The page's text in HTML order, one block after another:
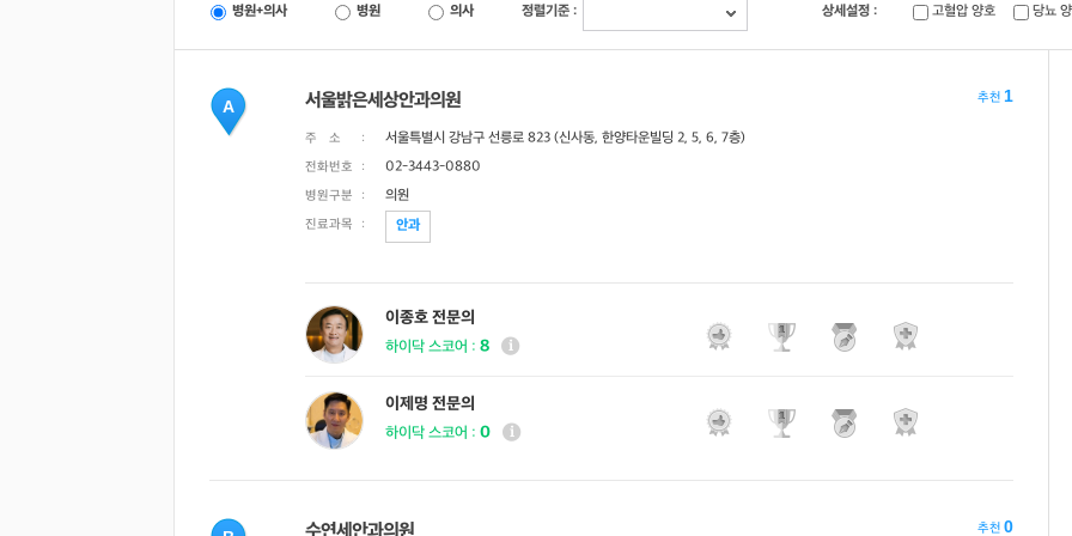
병원+의사 병원 의사 정렬기준 : 상세설정 : 고혈압 양호 당뇨
A 서울밝은세상안과의원
주 소 : 서울특별시 강남구 선릉로 823 (신사동, 한양타운빌딩 2, 5, 6, 7층)
전화번호 : 02-3443-0880
병원구분 : 의원
진료과목 : 안과
이종호 전문의
하이닥 스코어 : 8
이제명 전문의
하이닥 스코어 : 0
추천 1
추천 0